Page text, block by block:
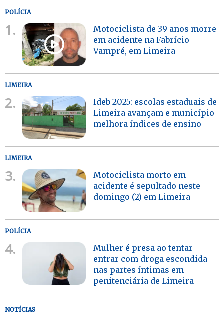
POLÍCIA
1.
Motociclista de 39 anos morre
em acidente na Fabrício
Vampré, em Limeira
LIMEIRA
2.
Ideb 2025: escolas estaduais de
Limeira avançam e município
melhora índices de ensino
LIMEIRA
3.
Motociclista morto em
acidente é sepultado neste
domingo (2) em Limeira
POLÍCIA
4.
Mulher é presa ao tentar
entrar com droga escondida
nas partes íntimas em
penitenciária de Limeira
NOTÍCIAS